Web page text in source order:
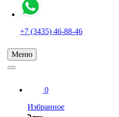
+7 (3435) 46-88-46
Меню
0
Избранное